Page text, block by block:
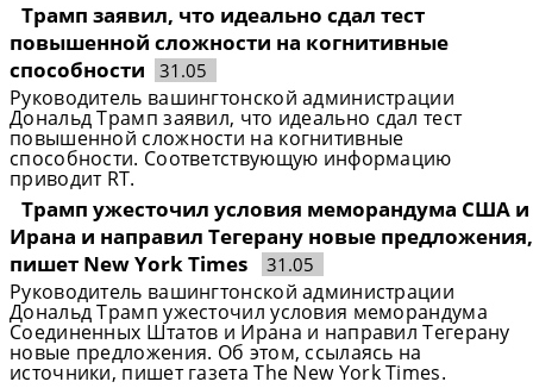
Трамп заявил, что идеально сдал тест
повышенной сложности на когнитивные
способности
31.05
Руководитель вашингтонской администрации
Дональд Трамп заявил, что идеально сдал тест
повышенной сложности на когнитивные
способности. Соответствующую информацию
приводит RT.
Трамп ужесточил условия меморандума США и
Ирана и направил Тегерану новые предложения,
пишет New York Times
31.05
Руководитель вашингтонской администрации
Дональд Трамп ужесточил условия меморандума
Соединенных Штатов и Ирана и направил Тегерану
новые предложения. Об этом, ссылаясь на
источники, пишет газета The New York Times.